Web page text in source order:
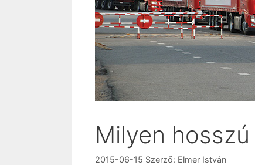
Milyen
2015-06-15 Szerző: Elmer István